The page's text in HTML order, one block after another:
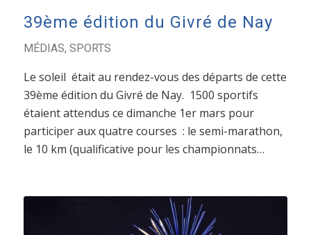
39ème édition du Givré de Nay
MÉDIAS, SPORTS
Le soleil était au rendez-vous des départs de cette
39ème édition du Givré de Nay. 1500 sportifs
étaient attendus ce dimanche 1er mars pour
participer aux quatre courses : le semi-marathon,
le 10 km (qualificative pour les championnats…